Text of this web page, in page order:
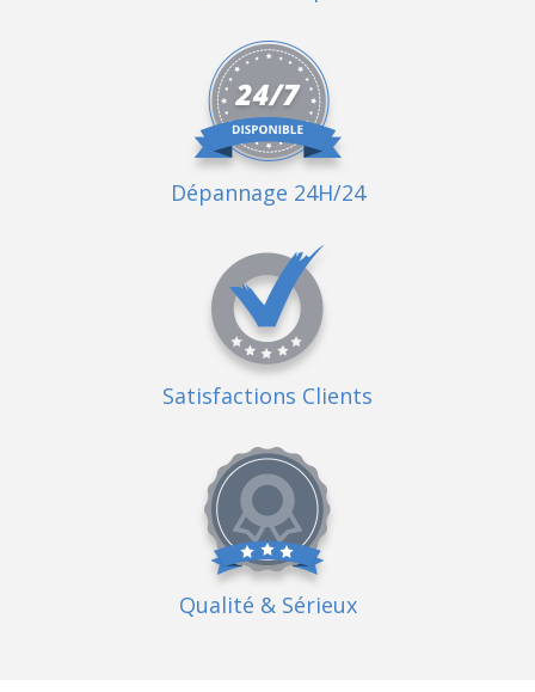
Dépannage 24H/24
Satisfactions Clients
Qualité & Sérieux